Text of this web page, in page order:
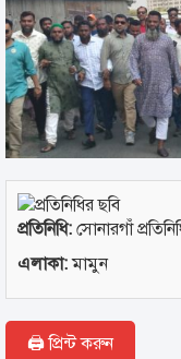
প্রতিনিধি: সোনারগাঁ
এলাকা:মামুন
🖨 প্রিন্ট করুন